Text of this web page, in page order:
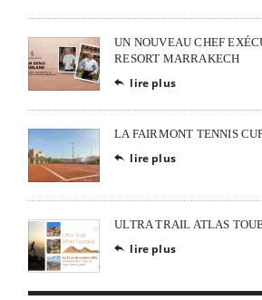
UN NOUVEAU CHEF
RESORT MARRAKECH
 lire plus
LA FAIRMONT TENNIS
 lire plus
ULTRA TRAIL ATLAS
 lire plus